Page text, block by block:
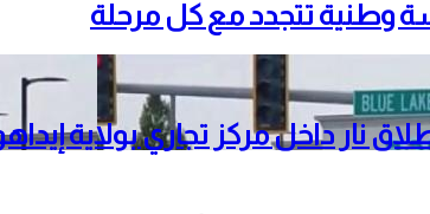
وطنية تتجدد مع كل مرحلة